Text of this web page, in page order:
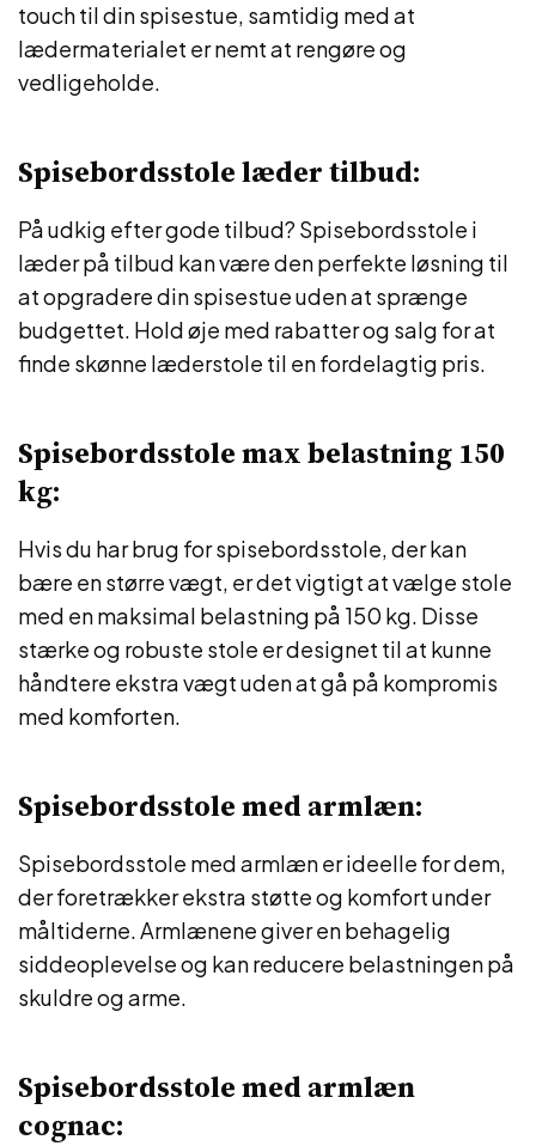
touch til din spisestue, samtidig med at
lædermaterialet er nemt at rengøre og
vedligeholde.
Spisebordsstole læder tilbud:
På udkig efter gode tilbud? Spisebordsstole i
læder på tilbud kan være den perfekte løsning til
at opgradere din spisestue uden at sprænge
budgettet. Hold øje med rabatter og salg for at
finde skønne læderstole til en fordelagtig pris.
Spisebordsstole max belastning 150
kg:
Hvis du har brug for spisebordsstole, der kan
bære en større vægt, er det vigtigt at vælge stole
med en maksimal belastning på 150 kg. Disse
stærke og robuste stole er designet til at kunne
håndtere ekstra vægt uden at gå på kompromis
med komforten.
Spisebordsstole med armlæn:
Spisebordsstole med armlæn er ideelle for dem,
der foretrækker ekstra støtte og komfort under
måltiderne. Armlænene giver en behagelig
siddeoplevelse og kan reducere belastningen på
skuldre og arme.
Spisebordsstole med armlæn
cognac: